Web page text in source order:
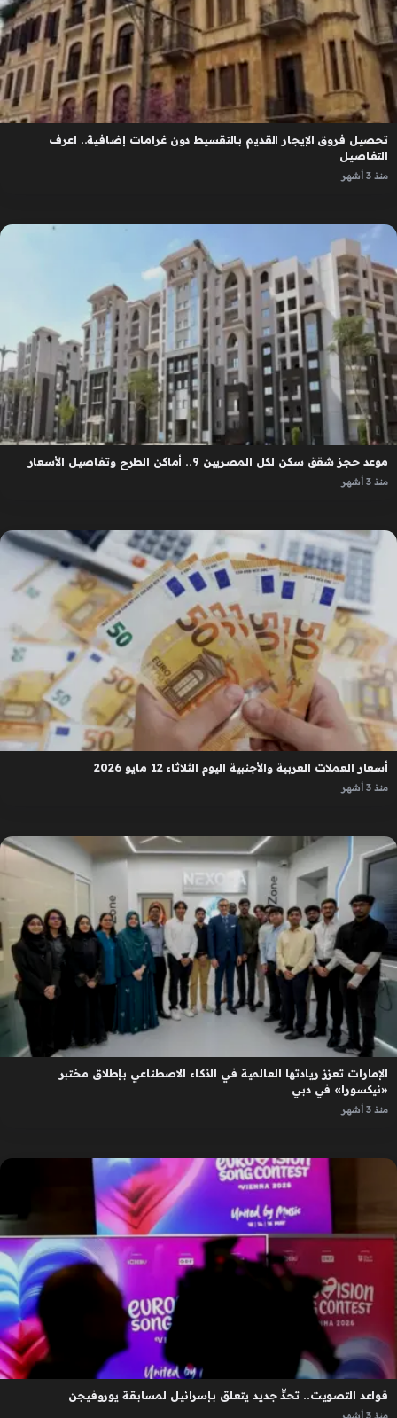
تحصيل فروق الإيجار القديم بالتقسيط دون غرامات إضافية.. اعرف
التفاصيل
منذ 3 أشهر
موعد حجز شقق سكن لكل المصريين 9.. أماكن الطرح وتفاصيل الأسعار
منذ 3 أشهر
أسعار العملات العربية والأجنبية اليوم الثلاثاء 12 مايو 2026
منذ 3 أشهر
الإمارات تعزز ريادتها العالمية في الذكاء الاصطناعي بإطلاق مختبر
«نيكسورا» في دبي
منذ 3 أشهر
قواعد التصويت.. تحدٍّ جديد يتعلق بإسرائيل لمسابقة يوروفيجن
منذ 3 أشهر